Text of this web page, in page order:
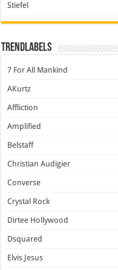
Stiefel
Trendlabels
7 For All Mankind
AKurtz
Affliction
Amplified
Belstaff
Christian Audigier
Converse
Crystal Rock
Dirtee Hollywood
Dsquared
Elvis Jesus